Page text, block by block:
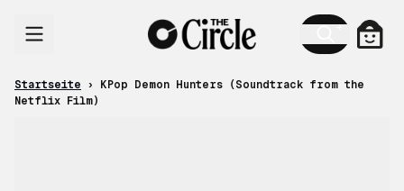
Startseite ›
KPop Demon Hunters (Soundtrack from the
Netflix Film)